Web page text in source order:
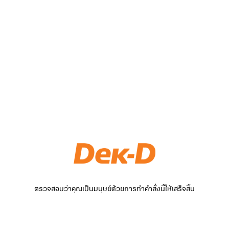
ตรวจสอบว่าคุณเป็นมนุษย์ด้วยการทำคำสั่งนี้ให้เสร็จสิ้น